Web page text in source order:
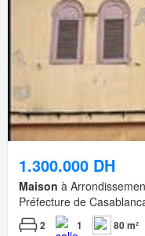
1.300.000 DH
Maison à
Préfecture de
2 1 80 m²